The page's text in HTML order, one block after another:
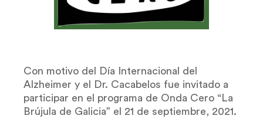
Con motivo del Día Internacional del
Alzheimer y el Dr. Cacabelos fue invitado a
participar en el programa de Onda Cero “La
Brújula de Galicia” el 21 de septiembre, 2021.